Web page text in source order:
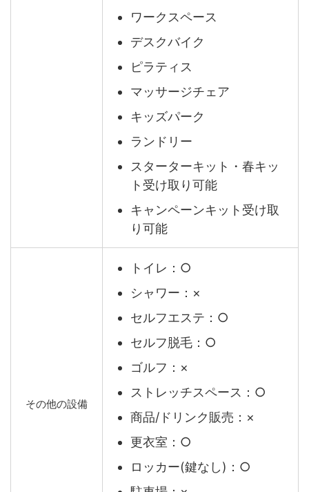
ワークスペース
デスクバイク
ピラティス
マッサージチェア
キッズパーク
ランドリー
スターターキット・春キッ
ト受け取り可能
キャンペーンキット受け取
り可能
その他の設備
トイレ：○
シャワー：×
セルフエステ：○
セルフ脱毛：○
ゴルフ：×
ストレッチスペース：○
商品/ドリンク販売：×
更衣室：○
ロッカー(鍵なし)：○